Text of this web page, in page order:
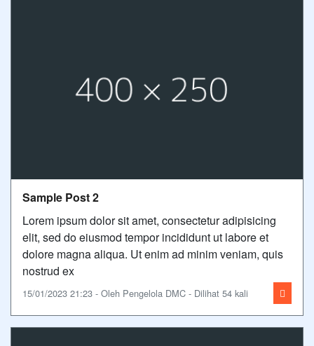
Sample Post 2
Lorem ipsum dolor sit amet, consectetur adipisicing
elit, sed do eiusmod tempor incididunt ut labore et
dolore magna aliqua. Ut enim ad minim veniam, quis
nostrud ex
15/01/2023 21:23 - Oleh Pengelola DMC - Dilihat 54 kali